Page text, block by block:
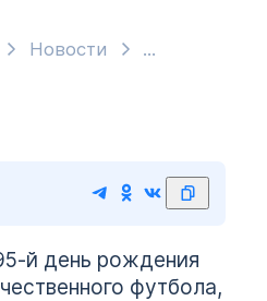
Новости
й день рождения
футбола,